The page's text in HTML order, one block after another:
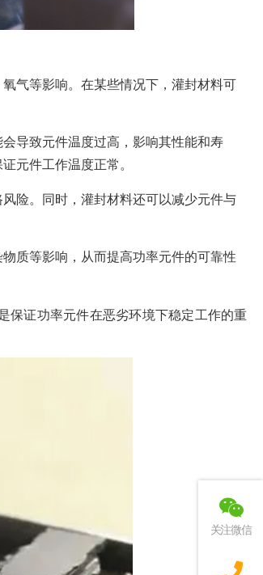
气等影响。在某些情况下，灌封材料可
导致元件温度过高，影响其性能和寿
元件工作温度正常。
险。同时，灌封材料还可以减少元件与
质等影响，从而提高功率元件的可靠性
保证功率元件在恶劣环境下稳定工作的重
关注微信